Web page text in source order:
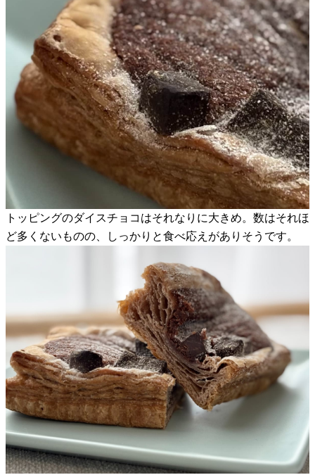
トッピングのダイスチョコはそれなりに大きめ。数はそれほ
ど多くないものの、しっかりと食べ応えがありそうです。